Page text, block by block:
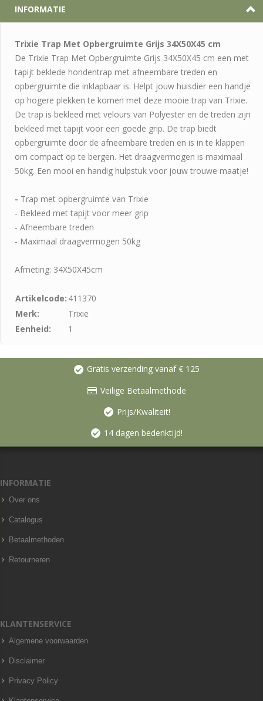
INFORMATIE
Trixie Trap Met Opbergruimte Grijs 34X50X45 cm
De Trixie Trap Met Opbergruimte Grijs 34X50X45 cm een met
tapijt beklede hondentrap met afneembare treden en
opbergruimte die inklapbaar is. Helpt jouw huisdier een handje
op hogere plekken te komen met deze mooie trap van Trixie.
De trap is bekleed met velours van Polyester en de treden zijn
bekleed met tapijt voor een goede grip. De trap biedt
opbergruimte door de afneembare treden en is in te klappen
om compact op te bergen. Het draagvermogen is maximaal
50kg. Een mooi en handig hulpstuk voor jouw trouwe maatje!
- Trap met opbergruimte van Trixie
- Bekleed met tapijt voor meer grip
- Afneembare treden
- Maximaal draagvermogen 50kg
Afmeting: 34X50X45cm
Artikelcode: 411370
Merk:
Trixie
Eenheid:
1
Gratis verzending vanaf € 125
Veilige Betaalmethode
Prijs/Kwaliteit!
14 dagen bedenktijd!
INFORMATIE
Over ons
Catalogus
Betaalmethoden
Retourneren
KLANTENSERVICE
Algemene voorwaarden
Disclaimer
Privacy Policy